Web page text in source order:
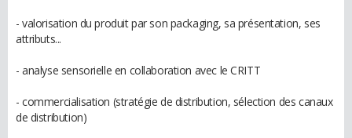
- valorisation du produit par son packaging, sa présentation, ses
attributs...
- analyse sensorielle en collaboration avec le CRITT
- commercialisation (stratégie de distribution, sélection des canaux
de distribution)